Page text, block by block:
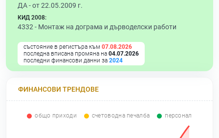
ДА - от 22.05.2009 г.
КИД 2008:
4332 - Монтаж на дограма и дърводелски работи
състояние в регистъра към 07.08.2026
последна вписана промяна на 04.07.2026
последни финансови данни за 2024
ФИНАНСОВИ ТРЕНДОВЕ
общо приходи счетоводна печалба персонал